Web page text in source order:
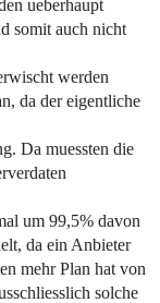
ueberhaupt
somit auch nicht
werden
da der eigentliche
Da muessten die
um 99,5% davon
da ein Anbieter
mehr Plan hat von
solche